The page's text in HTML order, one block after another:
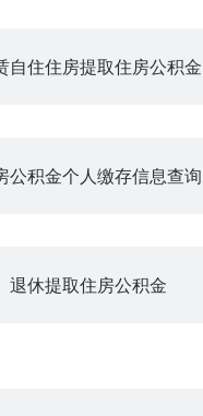
自住住房提取住房公积金
公积金个人缴存信息查询
退休提取住房公积金